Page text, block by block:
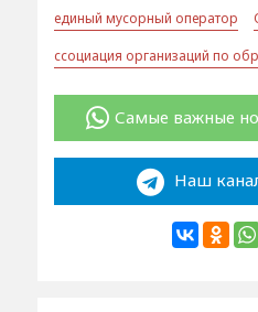
единый мусорный оператор
ссоциация организаций по
Самые важные
Наш